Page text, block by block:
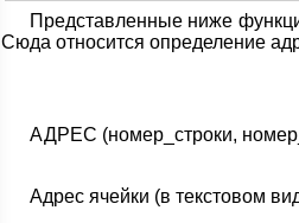
Представленные ниже
Сюда относится определение
АДРЕС (номер_строки,
Адрес ячейки (в текстовом